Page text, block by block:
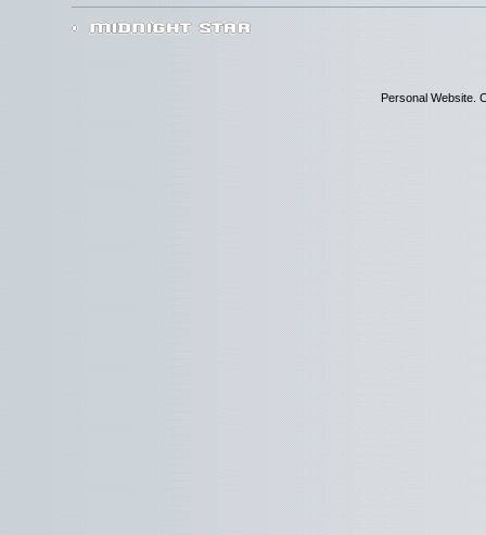
Personal Website.